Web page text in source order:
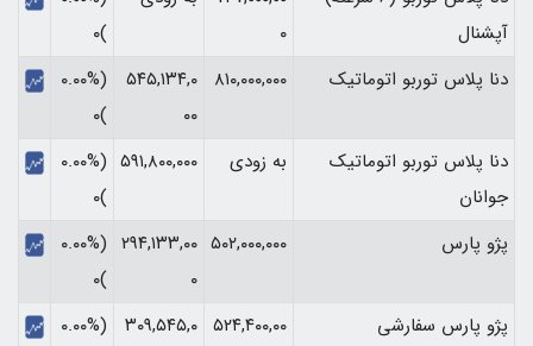
آپشنال
۰
)۰
دنا پلاس توربو اتوماتیک
۸۱۰,۰۰۰,۰۰۰
۵۴۵,۱۳۴,۰
۰۰
(۰.۰۰%
)۰
دنا پلاس توربو اتوماتیک
جوانان
به زودی ۵۹۱,۸۰۰,۰۰۰
(۰.۰۰%
)۰
پژو پارس
۵۰۲,۰۰۰,۰۰۰ ۲۹۴,۱۳۳,۰۰
۰
(۰.۰۰%
)۰
پژو پارس سفارشی
۵۲۴,۴۰۰,۰۰ ۳۰۹,۵۴۵,۰
(۰.۰۰%